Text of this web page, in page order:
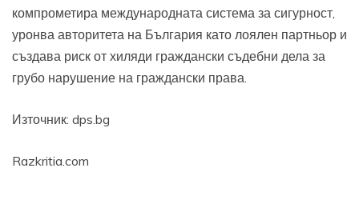
компрометира международната система за сигурност,
уронва авторитета на България като лоялен партньор и
създава риск от хиляди граждански съдебни дела за
грубо нарушение на граждански права.
Източник: dps.bg
Razkritia.com